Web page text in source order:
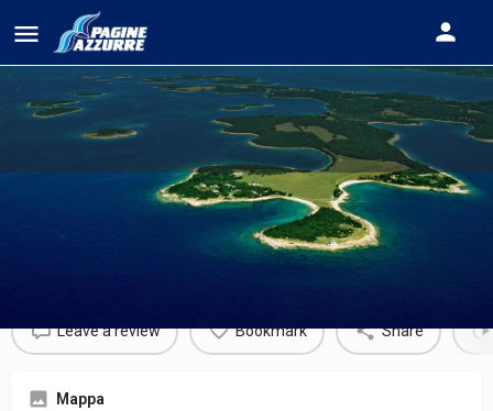
PARCO NAZIONALE DI BRIJUNI
Informazioni sull'area marittima
Leave a review Bookmark Share
Mappa